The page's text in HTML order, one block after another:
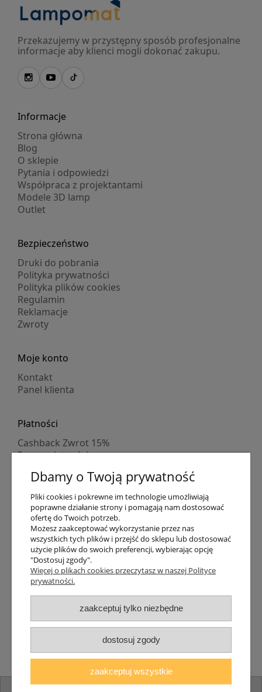
Przekazujemy w przystępny sposób profesjonalne
informacje aby klienci mogli dokonać zakupu.
Informacje
Strona główna
Blog
O sklepie
Pytania i odpowiedzi
Współpraca z projektantami
Modele 3D lamp
Outlet
Bezpieczeństwo
Druki do pobrania
Polityka prywatności
Polityka plików cookies
Regulamin
Reklamacje
Zwroty
Moje konto
Kontakt
Panel klienta
Płatności
Cashback Zwrot 15%
Formy płatności
Numer konta
PayPo kupujesz, nie płacisz
Progi rabatowe
Promocje
Dostawa
Czas wysyłki
Dostawa
Śledzenie przesyłki GLS
Śledzenie przesyłki DPD
Shipping abroad
Zarejestruj się /Zaloguj się
Lampomat 2017 - 2026
pokaż pełną wersję strony
Dbamy o Twoją prywatność
Pliki cookies i pokrewne im technologie umożliwiają
poprawne działanie strony i pomagają nam dostosować
ofertę do Twoich potrzeb.
Możesz zaakceptować wykorzystanie przez nas
wszystkich tych plików i przejść do sklepu lub dostosować
użycie plików do swoich preferencji, wybierając opcję
"Dostosuj zgody".
Więcej o plikach cookies przeczytasz w naszej Polityce
prywatności.
zaakceptuj tylko niezbędne
dostosuj zgody
zaakceptuj wszystkie